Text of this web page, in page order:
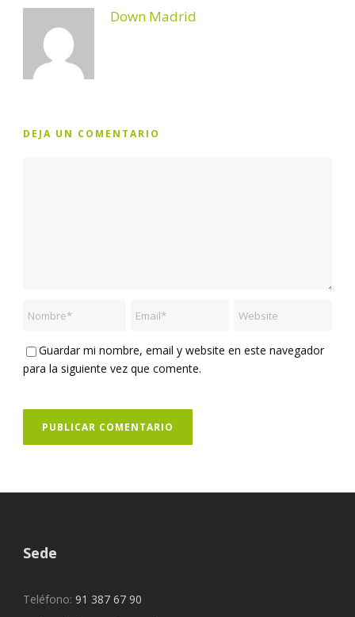
Down Madrid
DEJA UN COMENTARIO
Guardar mi nombre, email y website en este navegador
para la siguiente vez que comente.
Sede
Teléfono: 91 387 67 90